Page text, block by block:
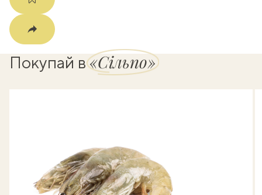
Покупай в«Сільпо»